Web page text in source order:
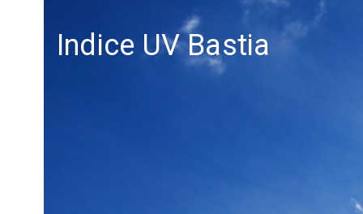
Indice UV Bastia